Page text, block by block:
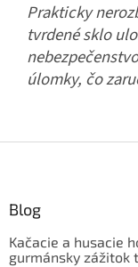
Prakticky
tvrdené sklo
úlomky, čo
Blog
Kačacie a husacie
gurmánsky zážitok